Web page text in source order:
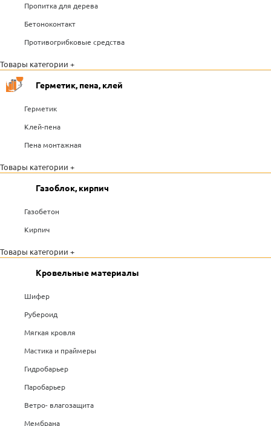
Пропитка для дерева
Бетоноконтакт
Противогрибковые средства
Товары категории +
Герметик, пена, клей
Герметик
Клей-пена
Пена монтажная
Товары категории +
Газоблок, кирпич
Газобетон
Кирпич
Товары категории +
Кровельные материалы
Шифер
Рубероид
Мягкая кровля
Мастика и праймеры
Гидробарьер
Паробарьер
Ветро- влагозащита
Мембрана